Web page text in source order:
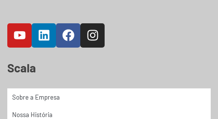
Scala
Sobre a Empresa
Nossa História